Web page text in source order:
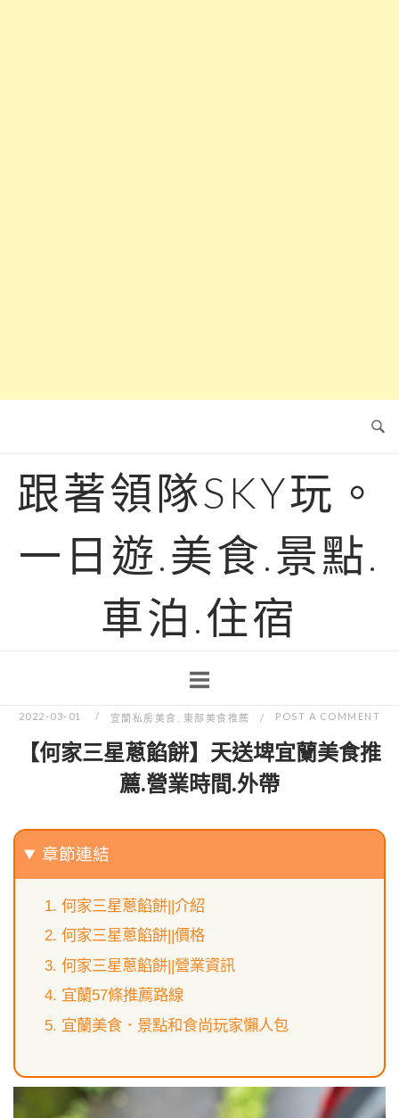
跟著領隊SKY玩。
一日遊.美食.景點.
車泊.住宿
2022-03-01 宜蘭私房美食 東部美食推薦 POST A COMMENT
【何家三星蔥餡餅】天送埤宜蘭美食推
薦.營業時間.外帶
章節連結
何家三星蔥餡餅||介紹
何家三星蔥餡餅||價格
何家三星蔥餡餅||營業資訊
宜蘭57條推薦路線
宜蘭美食．景點和食尚玩家懶人包